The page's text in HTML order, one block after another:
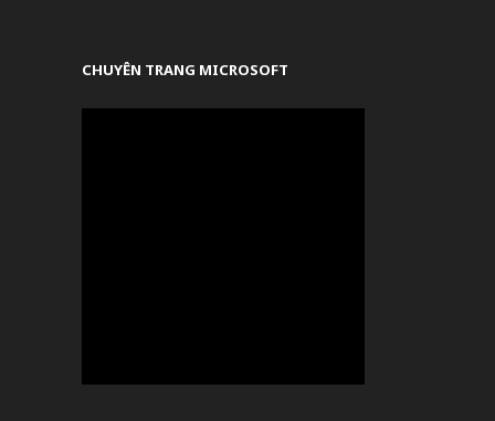
CHUYÊN TRANG MICROSOFT